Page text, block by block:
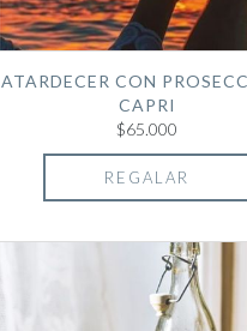
ATARDECER CON
CAPRI
$65.000
REGALAR